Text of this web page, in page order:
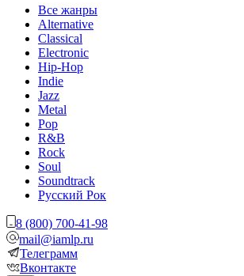
Все жанры
Alternative
Classical
Electronic
Hip-Hop
Indie
Jazz
Metal
Pop
R&B
Rock
Soul
Soundtrack
Русский Рок
8 (800) 700-41-98
mail@iamlp.ru
Телеграмм
Вконтакте